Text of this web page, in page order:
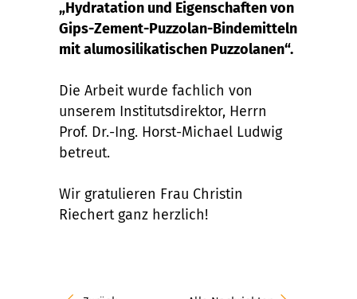
„Hydratation und Eigenschaften von
Gips-Zement-Puzzolan-Bindemitteln
mit alumosilikatischen Puzzolanen“.
Die Arbeit wurde fachlich von
unserem Institutsdirektor, Herrn
Prof. Dr.-Ing. Horst-Michael Ludwig
betreut.
Wir gratulieren Frau Christin
Riechert ganz herzlich!